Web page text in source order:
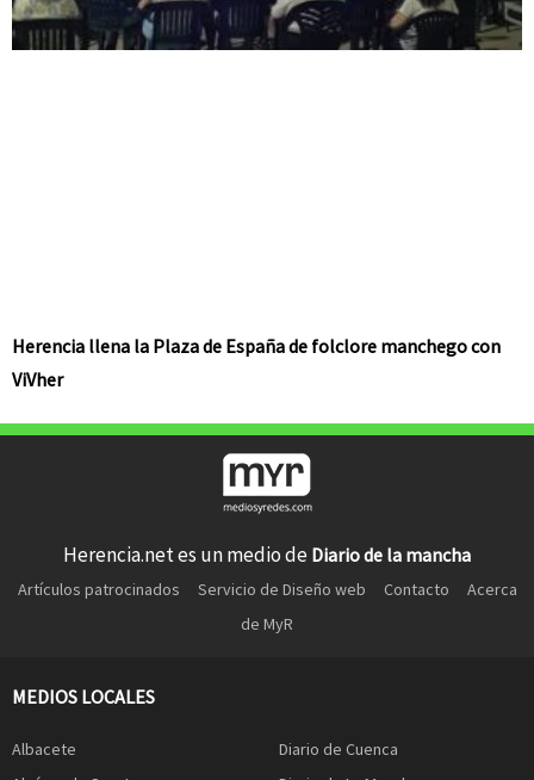
Herencia llena la Plaza de España de folclore manchego con
ViVher
Herencia.net es un medio de Diario de la mancha
Artículos patrocinados Servicio de Diseño web Contacto
Acerca
de MyR
MEDIOS LOCALES
Albacete
Diario de Cuenca